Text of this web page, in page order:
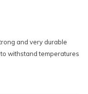
and very durable
withstand temperatures